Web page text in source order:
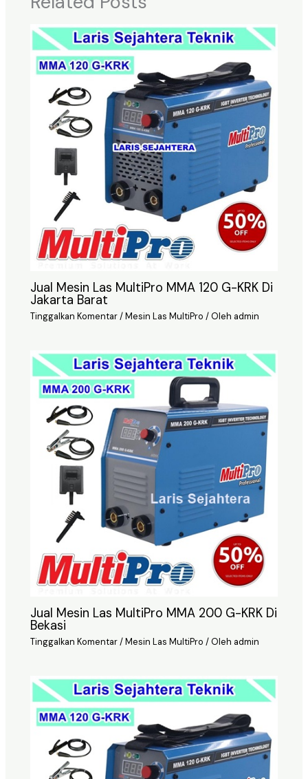
Jual Mesin Las MultiPro MMA 120 G-KRK Di
Jakarta Barat
Tinggalkan Komentar/Mesin Las MultiPro / Oleh admin
Jual Mesin Las MultiPro MMA 200 G-KRK Di
Bekasi
Tinggalkan Komentar/Mesin Las MultiPro / Oleh admin